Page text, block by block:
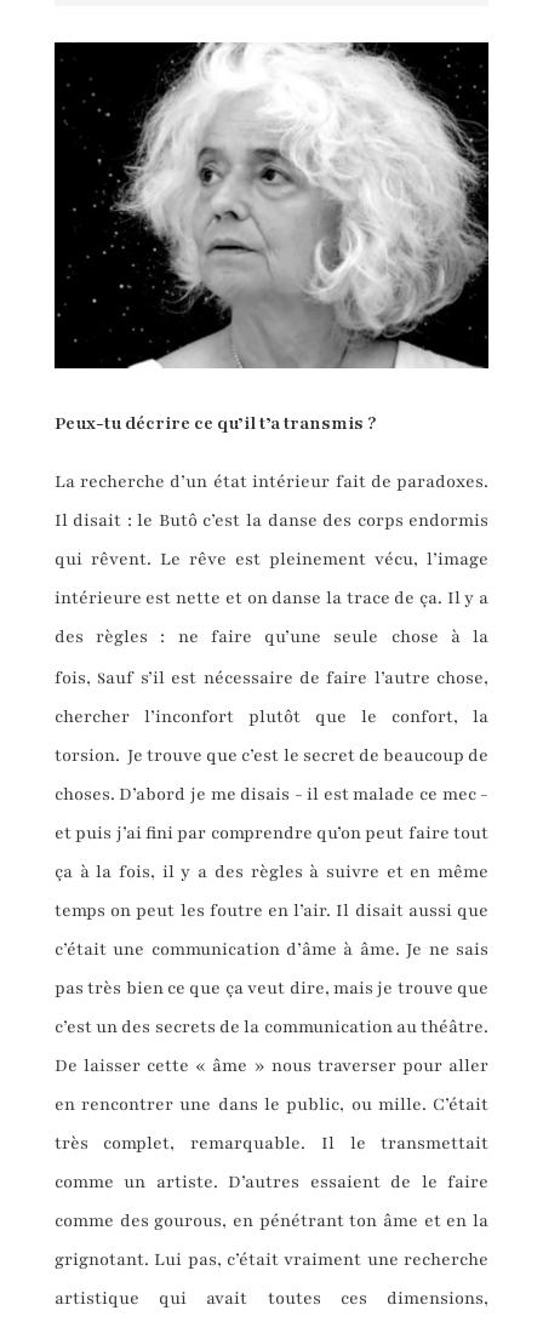
Peux-tu décrire ce qu’il t’a transmis ?
La recherche d’un état intérieur fait de paradoxes.
Il disait : le Butô c’est la danse des corps endormis
qui rêvent. Le rêve est pleinement vécu, l’image
intérieure est nette et on danse la trace de ça. Il y a
des règles : ne faire qu’une seule chose à la
fois, sauf s’il est nécessaire de faire l’autre chose,
chercher l’inconfort plutôt que le confort, la
torsion. Je trouve que c’est le secret de beaucoup de
choses. D’abord je me disais - il est malade ce mec -
et puis j’ai fini par comprendre qu’on peut faire tout
ça à la fois, il y a des règles à suivre et en même
temps on peut les foutre en l’air. Il disait aussi que
c’était une communication d’âme à âme. Je ne sais
pas très bien ce que ça veut dire, mais je trouve que
c’est un des secrets de la communication au théâtre.
De laisser cette « âme » nous traverser pour aller
en rencontrer une dans le public, ou mille. C’était
très complet, remarquable. Il le transmettait
comme un artiste. D’autres essaient de le faire
comme des gourous, en pénétrant ton âme et en la
grignotant. Lui pas, c’était vraiment une recherche
artistique qui avait toutes ces dimensions,